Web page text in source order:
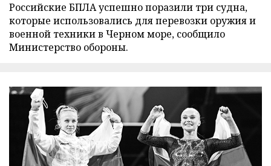
Российские БПЛА успешно поразили три судна,
которые использовались для перевозки оружия и
военной техники в Черном море, сообщило
Министерство обороны.